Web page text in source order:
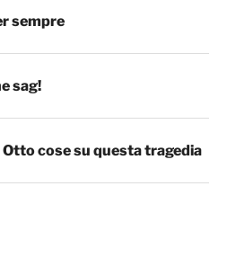
sempre
sag!
Otto cose su questa tragedia